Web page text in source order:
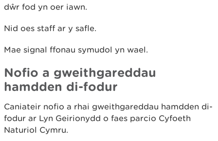
dŵr fod yn oer iawn.
Nid oes staff ar y safle.
Mae signal ffonau symudol yn wael.
Nofio a gweithgareddau
hamdden di-fodur
Caniateir nofio a rhai gweithgareddau hamdden di-
fodur ar Lyn Geirionydd o faes parcio Cyfoeth
Naturiol Cymru.